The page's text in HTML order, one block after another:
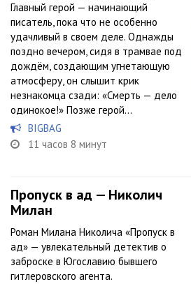
Главный герой — начинающий
писатель, пока что не особенно
удачливый в своем деле. Однажды
поздно вечером, сидя в трамвае под
дождём, создающим угнетающую
атмосферу, он слышит крик
незнакомца сзади: «Смерть — дело
одинокое!» Позже герой...
BIGBAG
11 часов 8 минут
Пропуск в ад — Николич
Милан
Роман Милана Николича «Пропуск в
ад» — увлекательный детектив о
заброске в Югославию бывшего
гитлеровского агента.